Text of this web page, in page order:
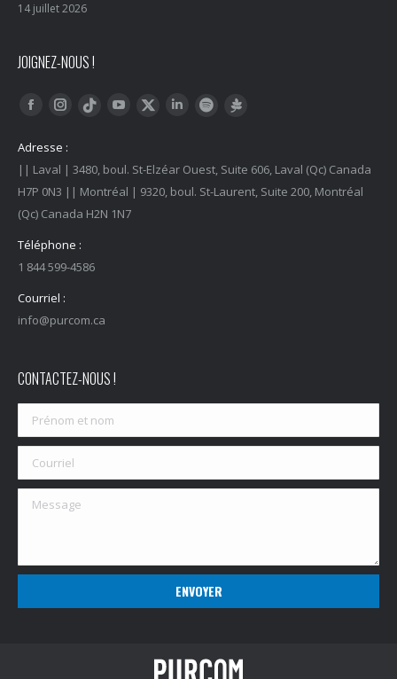
14 juillet 2026
JOIGNEZ-NOUS !
Trouvez nous sur :
FacebookInstagram
Tiktok YouTubeTwitter LinkedInSpotify
Adresse :
|| Laval | 3480, boul. St-Elzéar Ouest, Suite 606, Laval (Qc) Canada
H7P 0N3 || Montréal | 9320, boul. St-Laurent, Suite 200, Montréal
(Qc) Canada H2N 1N7
Téléphone :
1 844 599-4586
Courriel :
info@purcom.ca
CONTACTEZ-NOUS !